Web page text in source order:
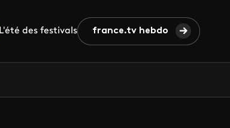
L'été des festivals france.tv hebdo